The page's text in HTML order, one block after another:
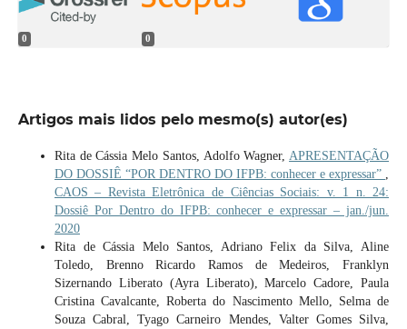
0 0
Artigos mais lidos pelo mesmo(s) autor(es)
Rita de Cássia Melo Santos, Adolfo Wagner, APRESENTAÇÃO
DO DOSSIÊ “POR DENTRO DO IFPB: conhecer e expressar”
CAOS – Revista Eletrônica de Ciências Sociais: v. 1 n. 24:
Dossiê Por Dentro do IFPB: conhecer e expressar – jan./jun.
2020
Rita de Cássia Melo Santos, Adriano Felix da Silva, Aline
Toledo, Brenno Ricardo Ramos de Medeiros, Franklyn
Sizernando Liberato (Ayra Liberato), Marcelo Cadore, Paula
Cristina Cavalcante, Roberta do Nascimento Mello, Selma de
Souza Cabral, Tyago Carneiro Mendes, Valter Gomes Silva,